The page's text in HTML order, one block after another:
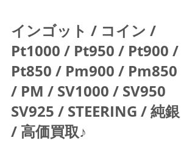
インゴット / コイン /
Pt1000 / Pt950 / Pt900 /
Pt850 / Pm900 / Pm850
/ PM / SV1000 / SV950
SV925 / STEERING / 純銀
/ 高価買取♪